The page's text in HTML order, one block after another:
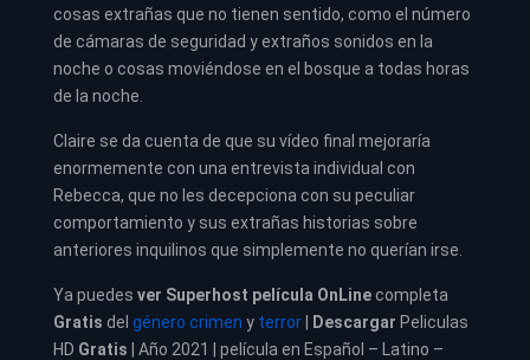
cosas extrañas que no tienen sentido, como el número
de cámaras de seguridad y extraños sonidos en la
noche o cosas moviéndose en el bosque a todas horas
de la noche.
Claire se da cuenta de que su vídeo final mejoraría
enormemente con una entrevista individual con
Rebecca, que no les decepciona con su peculiar
comportamiento y sus extrañas historias sobre
anteriores inquilinos que simplemente no querían irse.
Ya puedes ver Superhost película OnLinecompleta
Gratis del género crimen y terror Descargar Peliculas
HD Gratis | Año 2021 | película en Español – Latino –